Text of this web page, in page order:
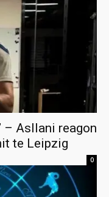
– Asllani reagon
te Leipzig
0